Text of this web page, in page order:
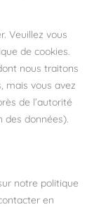
Veuillez vous
de cookies.
nous traitons
mais vous avez
de l’autorité
des données).
notre politique
en